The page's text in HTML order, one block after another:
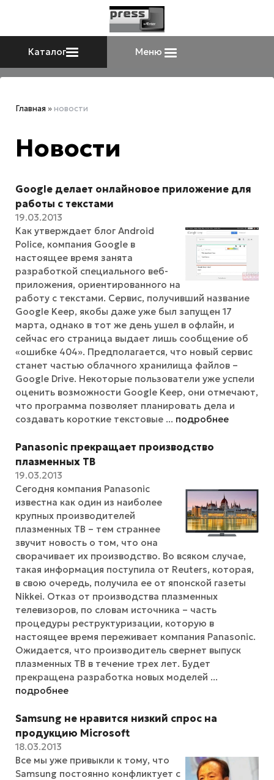
Каталог Меню
Главная »новости
Новости
Google делает онлайновое приложение для
работы с текстами
19.03.2013
Как утверждает блог Android
Police, компания Google в
настоящее время занята
разработкой специального веб-
приложения, ориентированного на
работу с текстами. Сервис, получивший название
Google Keep, якобы даже уже был запущен 17
марта, однако в тот же день ушел в офлайн, и
сейчас его страница выдает лишь сообщение об
«ошибке 404». Предполагается, что новый сервис
станет частью облачного хранилища файлов –
Google Drive. Некоторые пользователи уже успели
оценить возможности Google Keep, они отмечают,
что программа позволяет планировать дела и
создавать короткие текстовые ... подробнее
Panasonic прекращает производство
плазменных ТВ
19.03.2013
Сегодня компания Panasonic
известна как один из наиболее
крупных производителей
плазменных ТВ – тем страннее
звучит новость о том, что она
сворачивает их производство. Во всяком случае,
такая информация поступила от Reuters, которая,
в свою очередь, получила ее от японской газеты
Nikkei. Отказ от производства плазменных
телевизоров, по словам источника – часть
процедуры реструктуризации, которую в
настоящее время переживает компания Panasonic.
Ожидается, что производитель свернет выпуск
плазменных ТВ в течение трех лет. Будет
прекращена разработка новых моделей ...
подробнее
Samsung не нравится низкий спрос на
продукцию Microsoft
18.03.2013
Все мы уже привыкли к тому, что
Samsung постоянно конфликтует с